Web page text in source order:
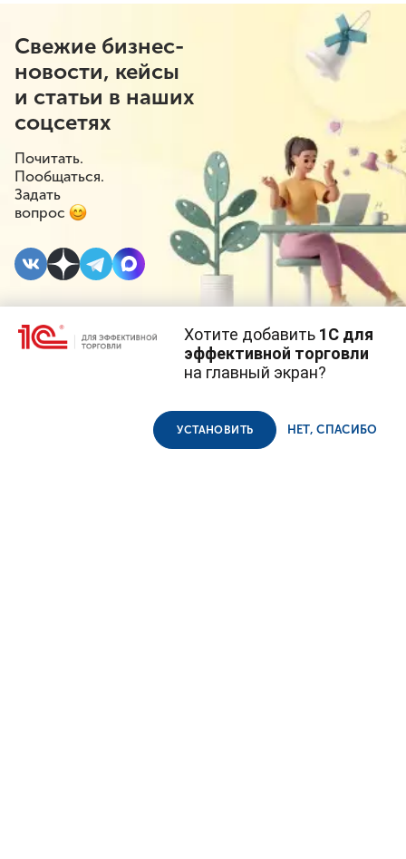
Свежие бизнес-
новости, кейсы
и статьи в наших
соцсетях
Почитать.
Пообщаться.
Задать
вопрос
10 ИЮНЯ 2026 #⁣Новое в 1С #⁣1С:УТ
«1С:Управлении
торговлей», ред. 11
cookie-файлы (файлы с данными о прошлых
использование файлов cookie в соответствии с политикой
конфиденциальности
Хотите добавить 1С для
эффективной торговли
на главный экран?
УСТАНОВИТЬ НЕТ, СПАСИБО